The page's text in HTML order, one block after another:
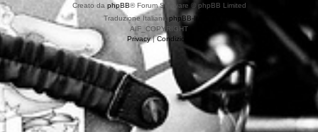
Creato da phpBB® Forum Software © phpBB Limited
Traduzione Italiana phpBB-Italia.it
AIF_COPYRIGHT
Privacy|Condizioni